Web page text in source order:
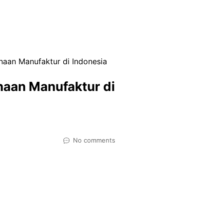
Manufaktur di Indonesia
Manufaktur di
No comments